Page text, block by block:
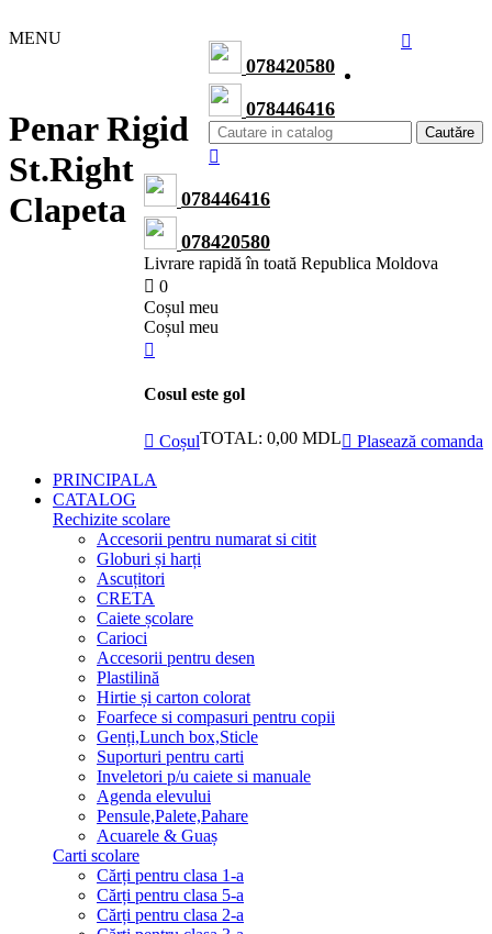
MENU
078420580
078446416
Cautăre
078446416
078420580
Livrare rapidă în toată Republica Moldova
0
Сoșul meu
Сoșul meu
Cosul este gol
TOTAL: 0,00 MDL Plasează comanda
Coșul
PRINCIPALA
CATALOG
Rechizite scolare
Accesorii pentru numarat si citit
Globuri și harți
Ascuțitori
CRETA
Caiete școlare
Carioci
Accesorii pentru desen
Plastilină
Hirtie și carton colorat
Foarfece si compasuri pentru copii
Genți,Lunch box,Sticle
Suporturi pentru carti
Inveletori p/u caiete si manuale
Agenda elevului
Pensule,Palete,Pahare
Acuarele & Guaș
Carti scolare
Cărți pentru clasa 1-a
Cărți pentru clasa 5-a
Cărți pentru clasa 2-a
Penar Rigid
St.Right
Clapeta